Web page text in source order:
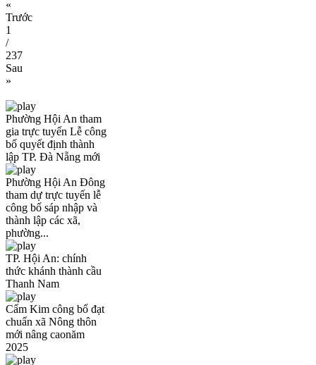
«
Trước
1
/
237
Sau
»
Phường Hội An tham
gia trực tuyến Lễ công
bố quyết định thành
lập TP. Đà Nẵng mới
Phường Hội An Đông
tham dự trực tuyến lễ
công bố sáp nhập và
thành lập các xã,
phường...
TP. Hội An: chính
thức khánh thành cầu
Thanh Nam
Cẩm Kim công bố đạt
chuẩn xã Nông thôn
mới nâng caonăm
2025